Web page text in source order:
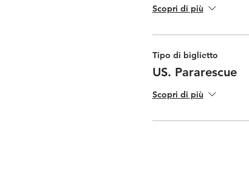
Scopri di più
Tipo di biglietto
US. Pararescue
Scopri di più